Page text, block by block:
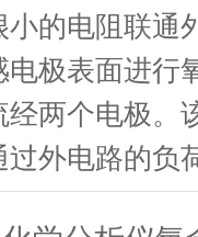
的电阻联通
电极表面进行
两个电极。
外电路的负